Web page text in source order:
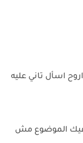
اسأل تاني عليه
فيك الموضوع مش